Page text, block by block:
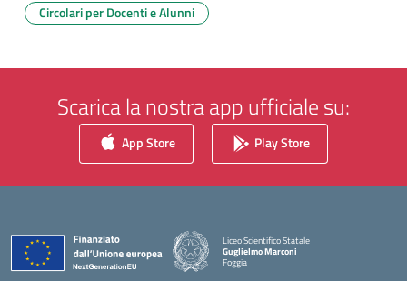
Circolari per Docenti e Alunni
Scarica la nostra app ufficiale su:
App Store Play Store
Liceo Scientifico Statale
Guglielmo Marconi
Foggia
— Visita la pagina iniziale della scuola